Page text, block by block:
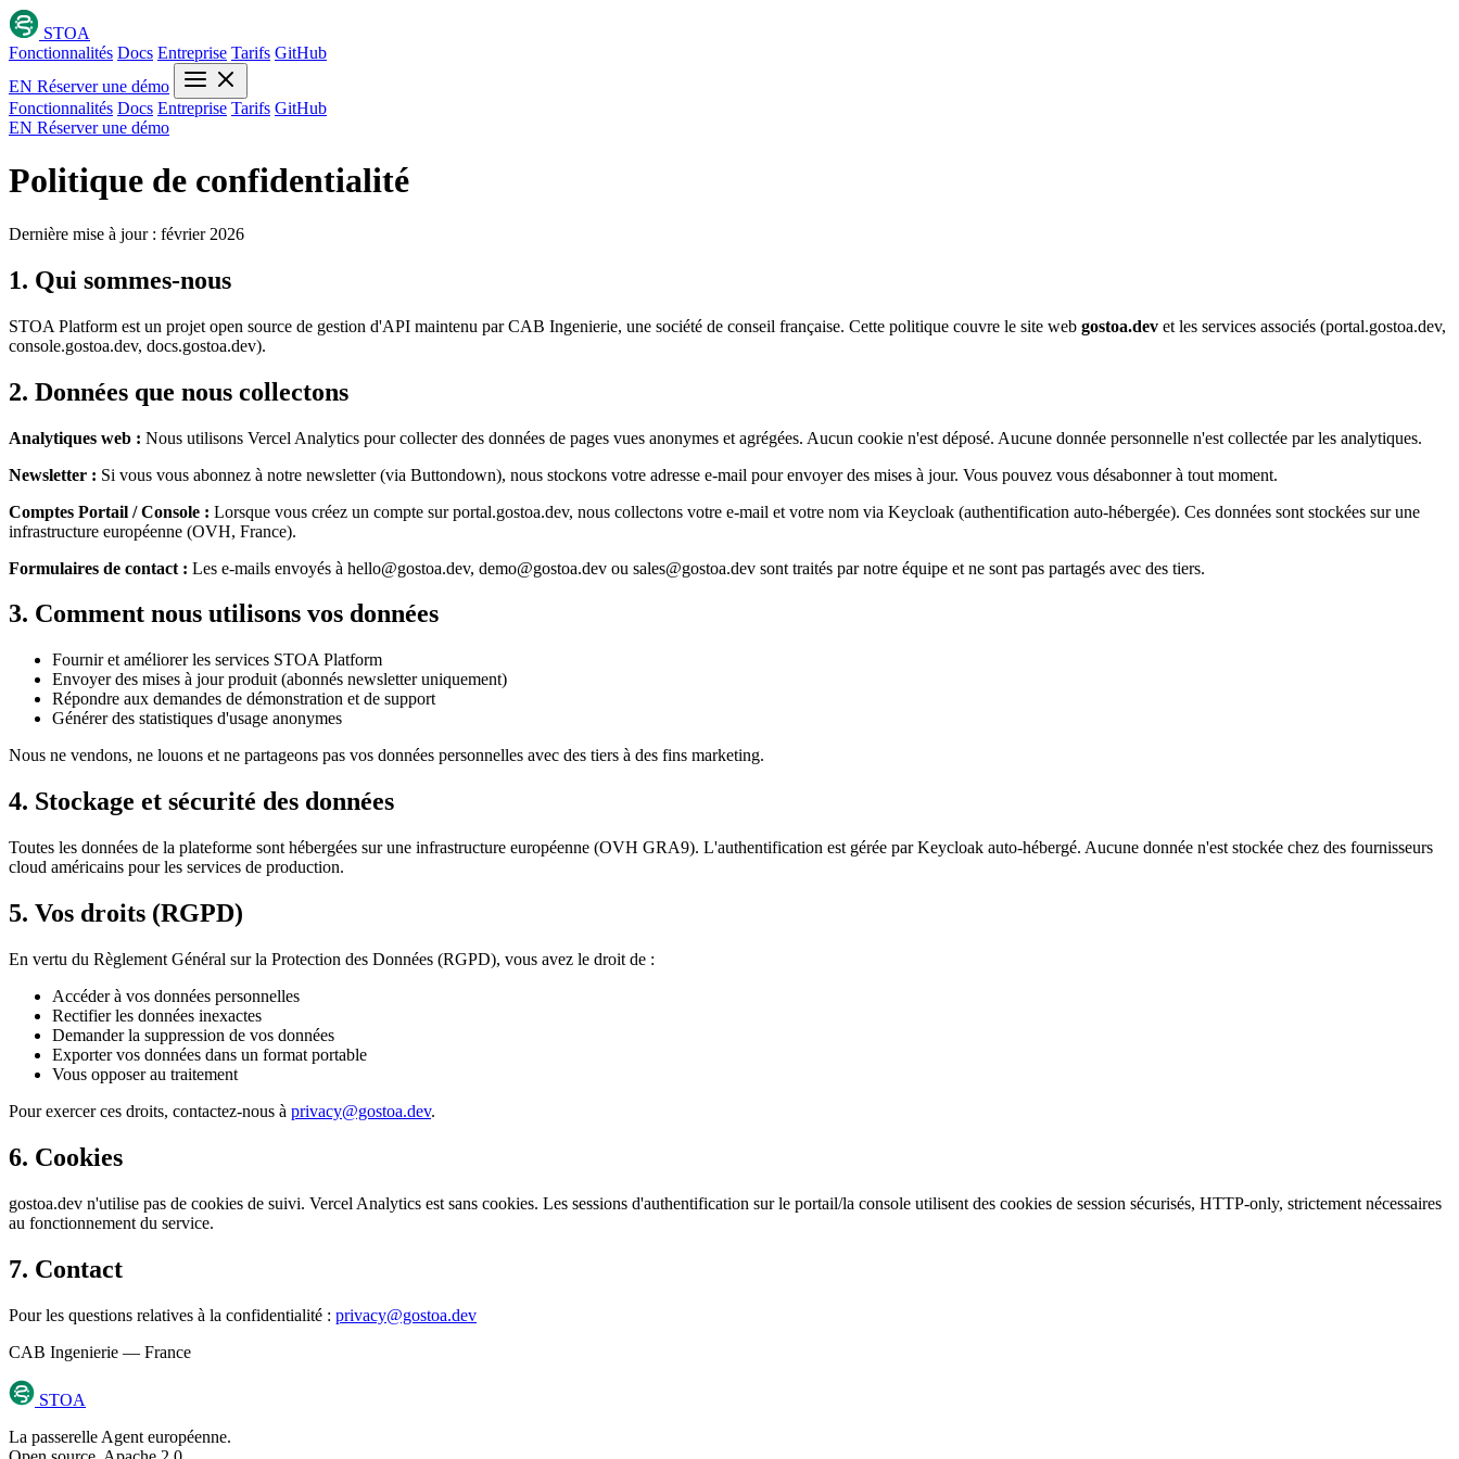
STOA
Fonctionnalités Docs Entreprise Tarifs GitHub
EN Réserver une démo
Fonctionnalités Docs Entreprise Tarifs GitHub
EN Réserver une démo
Politique de confidentialité
Dernière mise à jour : février 2026
1. Qui sommes-nous
STOA Platform est un projet open source de gestion d'API maintenu par CAB Ingenierie, une société de conseil française. Cette politique couvre le site web gostoa.dev et les services associés (portal.gostoa.dev,
console.gostoa.dev, docs.gostoa.dev).
2. Données que nous collectons
Analytiques web : Nous utilisons Vercel Analytics pour collecter des données de pages vues anonymes et agrégées. Aucun cookie n'est déposé. Aucune donnée personnelle n'est collectée par les analytiques.
Newsletter : Si vous vous abonnez à notre newsletter (via Buttondown), nous stockons votre adresse e-mail pour envoyer des mises à jour. Vous pouvez vous désabonner à tout moment.
Comptes Portail / Console : Lorsque vous créez un compte sur portal.gostoa.dev, nous collectons votre e-mail et votre nom via Keycloak (authentification auto-hébergée). Ces données sont stockées sur une
infrastructure européenne (OVH, France).
Formulaires de contact : Les e-mails envoyés à hello@gostoa.dev, demo@gostoa.dev ou sales@gostoa.dev sont traités par notre équipe et ne sont pas partagés avec des tiers.
3. Comment nous utilisons vos données
Fournir et améliorer les services STOA Platform
Envoyer des mises à jour produit (abonnés newsletter uniquement)
Répondre aux demandes de démonstration et de support
Générer des statistiques d'usage anonymes
Nous ne vendons, ne louons et ne partageons pas vos données personnelles avec des tiers à des fins marketing.
4. Stockage et sécurité des données
Toutes les données de la plateforme sont hébergées sur une infrastructure européenne (OVH GRA9). L'authentification est gérée par Keycloak auto-hébergé. Aucune donnée n'est stockée chez des fournisseurs
cloud américains pour les services de production.
5. Vos droits (RGPD)
En vertu du Règlement Général sur la Protection des Données (RGPD), vous avez le droit de :
Accéder à vos données personnelles
Rectifier les données inexactes
Demander la suppression de vos données
Exporter vos données dans un format portable
Vous opposer au traitement
Pour exercer ces droits, contactez-nous à privacy@gostoa.dev.
6. Cookies
gostoa.dev n'utilise pas de cookies de suivi. Vercel Analytics est sans cookies. Les sessions d'authentification sur le portail/la console utilisent des cookies de session sécurisés, HTTP-only, strictement nécessaires
au fonctionnement du service.
7. Contact
Pour les questions relatives à la confidentialité : privacy@gostoa.dev
CAB Ingenierie — France
STOA
La passerelle Agent européenne.